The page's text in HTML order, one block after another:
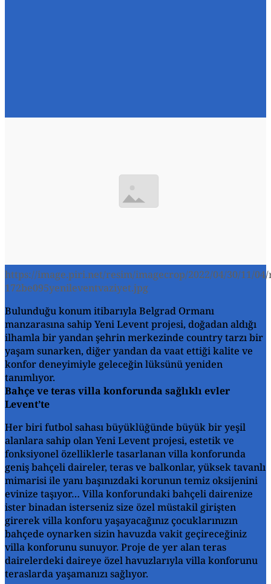
https://image.piri.net/resim/imagecrop/2022/04/30/11/04/
172be095yenileventvaziyet.jpg
Bulunduğu konum itibarıyla Belgrad Ormanı
manzarasına sahip Yeni Levent projesi, doğadan aldığı
ilhamla bir yandan şehrin merkezinde country tarzı bir
yaşam sunarken, diğer yandan da vaat ettiği kalite ve
konfor deneyimiyle geleceğin lüksünü yeniden
tanımlıyor.
Bahçe ve teras villa konforunda sağlıklı evler
Levent’te
Her biri futbol sahası büyüklüğünde büyük bir yeşil
alanlara sahip olan Yeni Levent projesi, estetik ve
fonksiyonel özelliklerle tasarlanan villa konforunda
geniş bahçeli daireler, teras ve balkonlar, yüksek tavanlı
mimarisi ile yanı başınızdaki korunun temiz oksijenini
evinize taşıyor… Villa konforundaki bahçeli dairenize
ister binadan isterseniz size özel müstakil girişten
girerek villa konforu yaşayacağınız çocuklarınızın
bahçede oynarken sizin havuzda vakit geçireceğiniz
villa konforunu sunuyor. Proje de yer alan teras
dairelerdeki daireye özel havuzlarıyla villa konforunu
teraslarda yaşamanızı sağlıyor.